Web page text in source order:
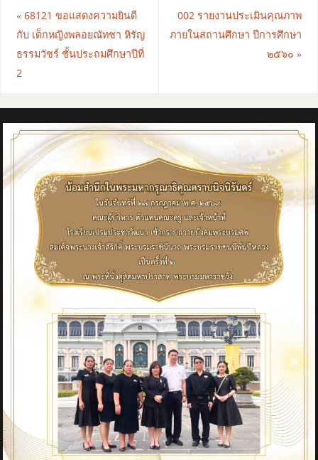
«68121 ขอแสดงความยินดี
กับ เด็กหญิงพลอยณัทชา หิรัญ
ธรรมวัชร์ ชั้นประถมศึกษาปีที่
2
002 รายงานประเมินคุณภาพ
ภายในสถานศึกษา ปีการศึกษา
๒๕๖๐»